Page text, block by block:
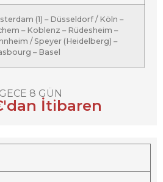
(1) – Düsseldorf / Köln –
– Koblenz – Rüdesheim –
/ Speyer (Heidelberg) –
– Basel
8 GÜN
İtibaren